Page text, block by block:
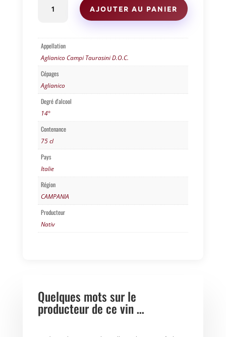
|
Irpinia
Campi
Taurasini
NATIV
Campania
AJOUTER AU PANIER
Appellation
Aglianico Campi Taurasini D.O.C.
Cépages
Aglianico
Degré d'alcool
14°
Contenance
75 cl
Pays
Italie
Région
CAMPANIA
Producteur
Nativ
Quelques mots sur le
producteur de ce vin …